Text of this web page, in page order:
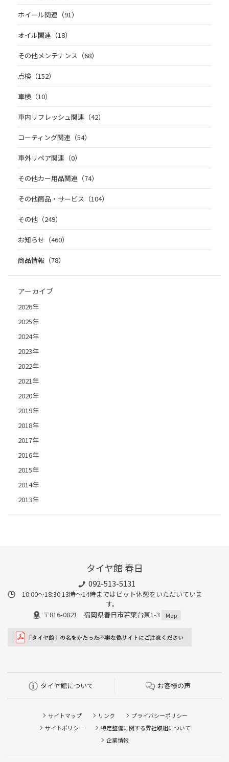
ホイール関連（91）
オイル関連（18）
その他メンテナンス（68）
点検（152）
車検（10）
車内リフレッシュ関連（42）
コーティング関連（54）
車外リペア関連（0）
その他カー用品関連（74）
その他商品・サービス（104）
その他（249）
お知らせ（460）
商品情報（78）
アーカイブ
2026年
2025年
2024年
2023年
2022年
2021年
2020年
2019年
2018年
2017年
2016年
2015年
2014年
2013年
タイヤ館 春日
092-513-5131
10:00～18:30 13時〜14時まではピット休憩をいただいていま
す。
〒816-0821 福岡県春日市若葉台東1-3
Map
タイヤ館について お客様の声
サイトマップ リンク
プライバシーポリシー
サイトポリシー
特定整備に関する弊社取組について
企業情報